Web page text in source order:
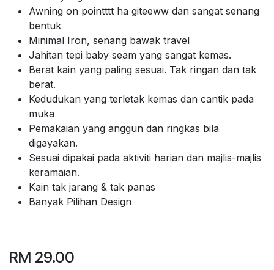
Awning on pointttt ha giteeww dan sangat senang
bentuk
Minimal Iron, senang bawak travel
Jahitan tepi baby seam yang sangat kemas.
Berat kain yang paling sesuai. Tak ringan dan tak
berat.
Kedudukan yang terletak kemas dan cantik pada
muka
Pemakaian yang anggun dan ringkas bila
digayakan.
Sesuai dipakai pada aktiviti harian dan majlis-majlis
keramaian.
Kain tak jarang & tak panas
Banyak Pilihan Design
RM 29.00